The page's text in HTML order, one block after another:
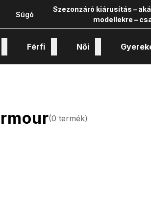
Súgó
Szezonzáró kiárusítás –
modellekre –
Férfi Női
(0 termék)